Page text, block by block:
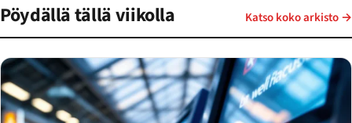
Pöydällä tällä viikolla Katso koko arkisto →